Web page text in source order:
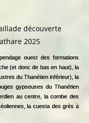
ouest des formations
(et donc de bas en haut), la
du Thanétien inférieur), la
gypseuses du Thanétien
au centre, la combe des
la cuesta des grès à